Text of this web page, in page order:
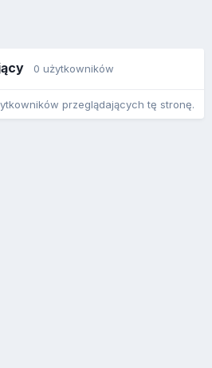
0 użytkowników
przeglądających tę stronę.